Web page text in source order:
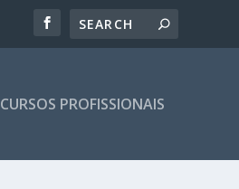
CURSOS PROFISSIONAIS